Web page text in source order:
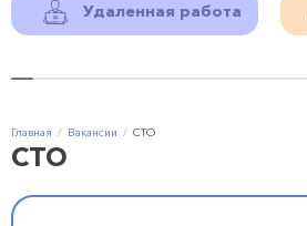
Удаленная работа
Главная Вакансии СТО
СТО